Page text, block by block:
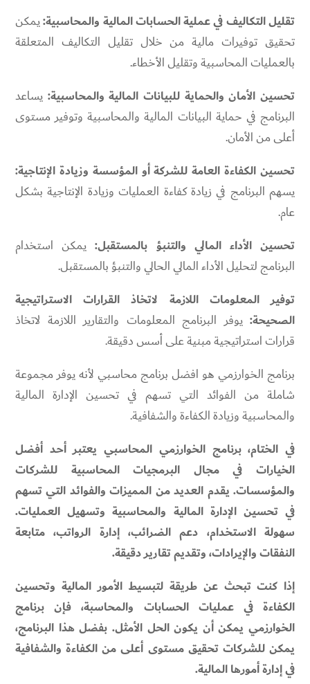
تقليل التكاليف في عملية الحسابات المالية والمحاسبية:يمكن
تحقيق توفيرات مالية من خلال تقليل التكاليف المتعلقة
بالعمليات المحاسبية وتقليل الأخطاء.
تحسين الأمان والحماية للبيانات المالية والمحاسبية: يساعد
البرنامج في حماية البيانات المالية والمحاسبية وتوفير مستوى
أعلى من الأمان.
تحسين الكفاءة العامة للشركة أو المؤسسة وزيادة الإنتاجية:
يسهم البرنامج في زيادة كفاءة العمليات وزيادة الإنتاجية بشكل
عام.
تحسين الأداء المالي والتنبؤ بالمستقبل: يمكن استخدام
البرنامج لتحليل الأداء المالي الحالي والتنبؤ بالمستقبل.
توفير المعلومات اللازمة لاتخاذ القرارات الاستراتيجية
الصحيحة: يوفر البرنامج المعلومات والتقارير اللازمة لاتخاذ
قرارات استراتيجية مبنية على أسس دقيقة.
برنامج الخوارزمي هو افضل برنامج محاسبي لأنه يوفر مجموعة
شاملة من الفوائد التي تسهم في تحسين الإدارة المالية
والمحاسبية وزيادة الكفاءة والشفافية.
في الختام، برنامج الخوارزمي المحاسبي يعتبر أحد أفضل
الخيارات في مجال البرمجيات المحاسبية للشركات
والمؤسسات. يقدم العديد من المميزات والفوائد التي تسهم
في تحسين الإدارة المالية والمحاسبية وتسهيل العمليات.
سهولة الاستخدام، دعم الضرائب، إدارة الرواتب، متابعة
النفقات والإيرادات، وتقديم تقارير دقيقة.
إذا كنت تبحث عن طريقة لتبسيط الأمور المالية وتحسين
الكفاءة في عمليات الحسابات والمحاسبة، فإن برنامج
الخوارزمي يمكن أن يكون الحل الأمثل. بفضل هذا البرنامج،
يمكن للشركات تحقيق مستوى أعلى من الكفاءة والشفافية
في إدارة أمورها المالية.